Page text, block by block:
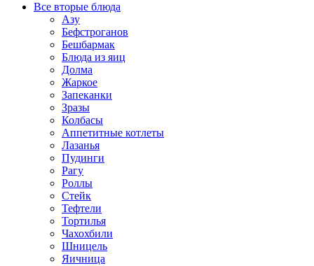
Все вторые блюда
Азу
Бефстроганов
Бешбармак
Блюда из яиц
Долма
Жаркое
Запеканки
Зразы
Колбасы
Аппетитные котлеты
Лазанья
Пудинги
Рагу
Роллы
Стейк
Тефтели
Тортилья
Чахохбили
Шницель
Яичница